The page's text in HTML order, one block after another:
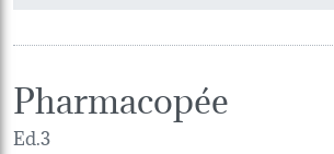
Pharmacopée
Ed.3